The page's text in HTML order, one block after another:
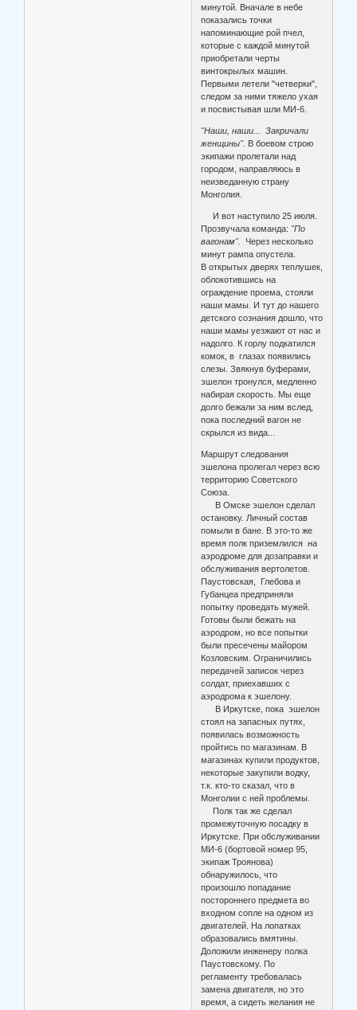
минутой. Вначале в небе
показались точки
напоминающие рой пчел,
которые с каждой минутой
приобретали черты
винтокрылых машин.
Первыми летели "четверки",
следом за ними тяжело ухая
и посвистывая шли МИ-6.
"Наши, наши... Закричали
женщины". В боевом строю
экипажи пролетали над
городом, направляюсь в
неизведанную страну
Монголия.
И вот наступило 25 июля.
Прозвучала команда: "По
вагонам".
Через несколько
минут рампа опустела.
В открытых дверях теплушек,
облокотившись на
ограждение проема, стояли
наши мамы. И тут до нашего
детского сознания дошло, что
наши мамы уезжают от нас и
надолго. К горлу подкатился
комок, в глазах появились
слезы. Звякнув буферами,
эшелон тронулся, медленно
набирая скорость. Мы еще
долго бежали за ним вслед,
пока последний вагон не
скрылся из вида...
Маршрут следования
эшелона пролегал через всю
территорию Советского
Союза.
В Омске эшелон сделал
остановку. Личный состав
помыли в бане. В это-то же
время полк приземлился на
аэродроме для дозаправки и
обслуживания вертолетов.
Паустовская, Глебова и
Губанцеа предприняли
попытку проведать мужей.
Готовы были бежать на
аэродром, но все попытки
были пресечены майором
Козловским. Ограничились
передачей записок через
солдат, приехавших с
аэродрома к эшелону.
В Иркутске, пока эшелон
стоял на запасных путях,
появилась возможность
пройтись по магазинам. В
магазинах купили продуктов,
некоторые закупили водку,
т.к. кто-то сказал, что в
Монголии с ней проблемы.
Полк так же сделал
промежуточную посадку в
Иркутске. При обслуживании
МИ-6 (бортовой номер 95,
экипаж Троянова)
обнаружилось, что
произошло попадание
постороннего предмета во
входном сопле на одном из
двигателей. На лопатках
образовались вмятины.
Доложили инженеру полка
Паустовскому. По
регламенту требовалась
замена двигателя, но это
время, а сидеть желания не